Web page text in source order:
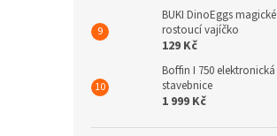
BUKI DinoEggs magické
rostoucí vajíčko
129 Kč
Boffin I 750 elektronická
stavebnice
1 999 Kč